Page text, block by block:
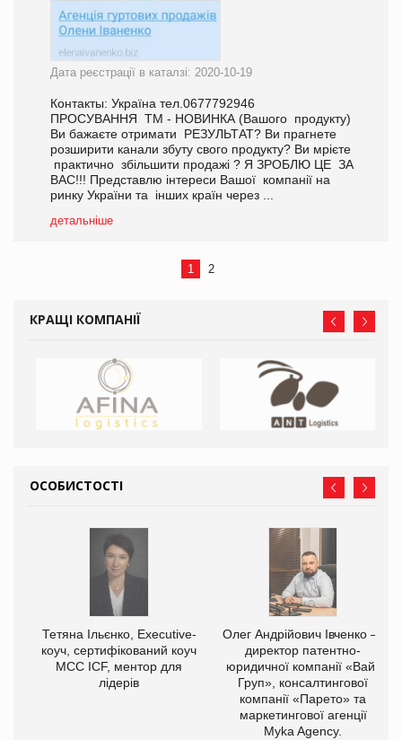
Дата реєстрації в каталзі: 2020-10-19
Контакты: Україна тел.0677792946
ПРОСУВАННЯ ТМ - НОВИНКА (Вашого продукту)
Ви бажаєте отримати РЕЗУЛЬТАТ? Ви прагнете
розширити канали збуту свого продукту? Ви мрієте
практично збільшити продажі ? Я ЗРОБЛЮ ЦЕ ЗА
ВАС!!! Представлю інтереси Вашої компанії на
ринку України та інших країн через ...
детальніше
1 2
КРАЩІ КОМПАНІЇ
ОСОБИСТОСТІ
Тетяна Ільєнко, Executive-
коуч, сертифікований коуч
МСС ICF, ментор для
лідерів
Олег Андрійович Івченко —
директор патентно-
юридичної компанії «Вайз
Груп», консалтингової
компанії «Парето» та
маркетингової агенції
Myka Agency.